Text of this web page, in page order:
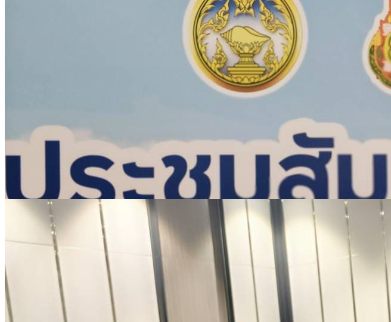
ภาพกิจกรรม
เผยแพร่ผลงานทางวิชาการ
หมายเลขโทรศัพท์ภายใน
ปฎิทินโรงเรียน
ระบบแจ้งเรื่องร้องเรียน